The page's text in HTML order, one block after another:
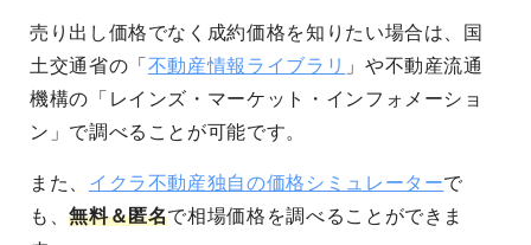
売り出し価格でなく成約価格を知りたい場合は、国
土交通省の「 不動産情報ライブラリ 」や不動産流通
機構の「レインズ・マーケット・インフォメーショ
ン」で調べることが可能です。
また、 イクラ不動産独自の価格シミュレーターで
も、無料＆匿名で相場価格を調べることができま